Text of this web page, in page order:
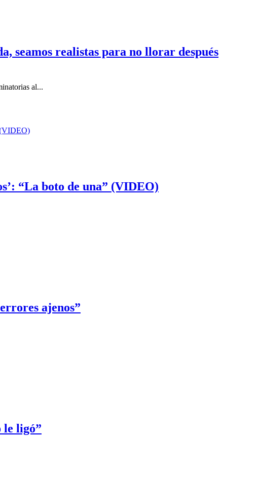
seamos realistas para no llorar después
al...
“La boto de una” (VIDEO)
ajenos”
le ligó”